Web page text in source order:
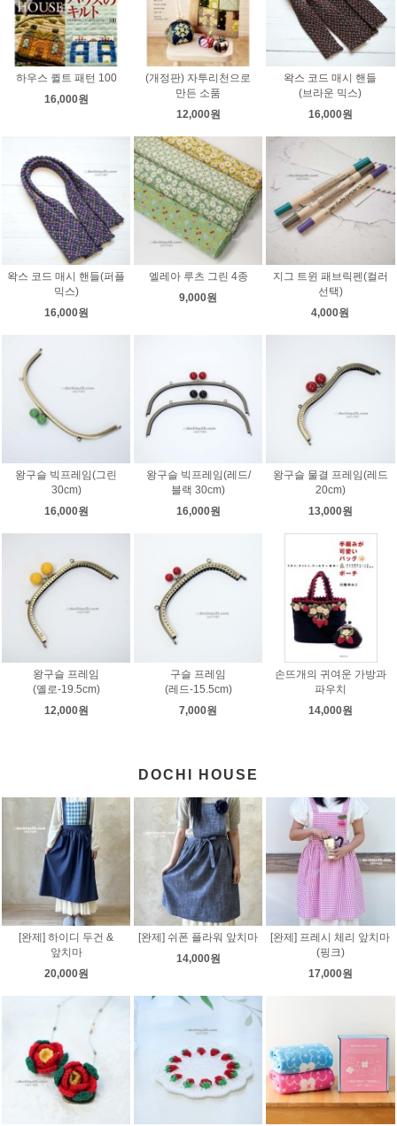
하우스 퀼트 패턴 100
16,000원
(개정판) 자투리천으로
만든 소품
12,000원
왁스 코드 매시 핸들
(브라운 믹스)
16,000원
왁스 코드 매시 핸들(퍼플
믹스)
16,000원
엘레아 루츠 그린 4종
9,000원
지그 트윈 패브릭펜(컬러
선택)
4,000원
왕구슬 빅프레임(그린
30cm)
16,000원
왕구슬 빅프레임(레드/
블랙 30cm)
16,000원
왕구슬 물결 프레임(레드
20cm)
13,000원
왕구슬 프레임
(옐로-19.5cm)
12,000원
구슬 프레임
(레드-15.5cm)
7,000원
손뜨개의 귀여운 가방과
파우치
14,000원
DOCHI HOUSE
[완제] 하이디 두건 &
앞치마
20,000원
[완제] 쉬폰 플라워 앞치마
14,000원
[완제] 프레시 체리 앞치마
(핑크)
17,000원